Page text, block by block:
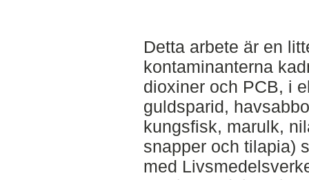
Detta arbete är en
kontaminanterna
dioxiner och PCB, i
guldsparid,
kungsfisk, marulk,
snapper och tilapia)
med